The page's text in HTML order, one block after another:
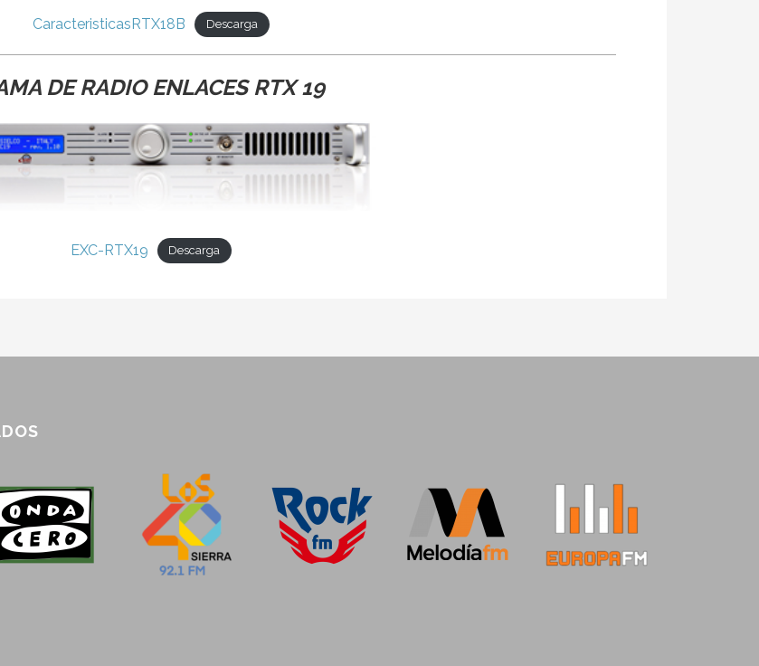
CaracteristicasRTX18B Descarga
DE RADIO ENLACES RTX 19
EXC-RTX19 Descarga